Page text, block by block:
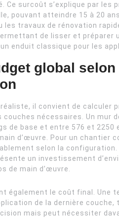
Ce surcoût s’explique par
pouvant atteindre 15 à 20
travaux de rénovation
de lisser et préparer
enduit classique pour les
global
il convient de calculer
couches nécessaires. Un mur
de base et entre 576 et
d’œuvre. Pour un chantier
selon la
un investissement
de main d’œuvre.
également le coût final. Une
de la dernière
mais peut nécessiter